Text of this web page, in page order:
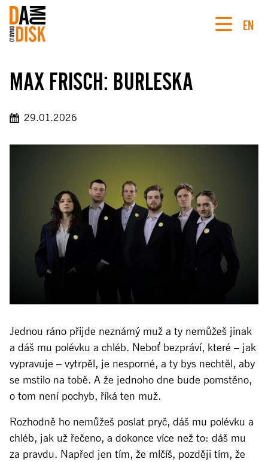
EN
MAX FRISCH: BURLESKA
29.01.2026
Jednou ráno přijde neznámý muž a ty nemůžeš jinak
a dáš mu polévku a chléb. Neboť bezpráví, které – jak
vypravuje – vytrpěl, je nesporné, a ty bys nechtěl, aby
se mstilo na tobě. A že jednoho dne bude pomstěno,
o tom není pochyb, říká ten muž.
Rozhodně ho nemůžeš poslat pryč, dáš mu polévku a
chléb, jak už řečeno, a dokonce více než to: dáš mu
za pravdu. Napřed jen tím, že mlčíš, později tím, že